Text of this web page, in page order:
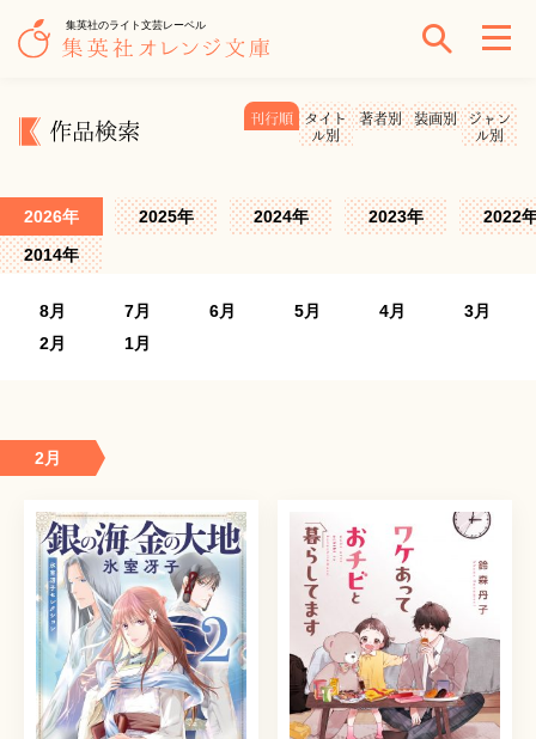
集英社のライト文芸レーベル
作品検索
刊行順
タイト
ル別
著者別 装画別
ジャン
ル別
2026年 2025年 2024年 2023年
2022
2014年
8月 7月 6月 5月 4月
3月
2月
1月
2月